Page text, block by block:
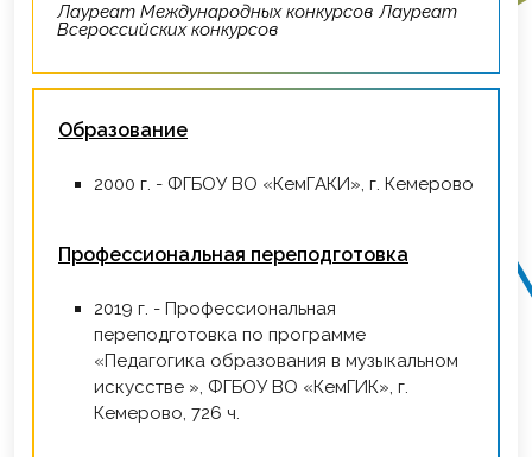
Лауреат Международных конкурсов Лауреат
Всероссийских конкурсов
Образование
2000 г. - ФГБОУ ВО «КемГАКИ», г. Кемерово
Профессиональная переподготовка
2019 г. - Профессиональная
переподготовка по программе
«Педагогика образования в музыкальном
искусстве », ФГБОУ ВО «КемГИК», г.
Кемерово, 726 ч.